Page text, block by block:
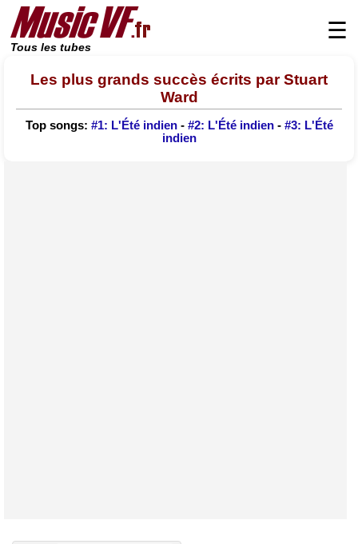
Tous les tubes
☰
Les plus grands succès écrits par Stuart
Ward
Top songs: #1: L'Été indien- #2: L'Été indien- #3: L'Été
indien